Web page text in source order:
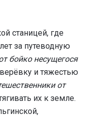
станицей, где
за путеводную
бойко несущегося
и тяжестью
от
их к земле.